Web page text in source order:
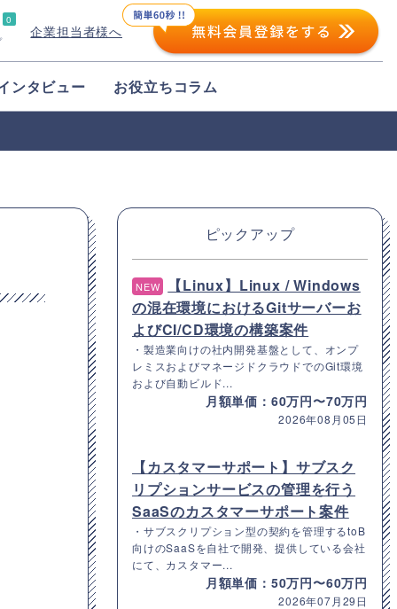
0
企業担当者様へ
ンタビュー お役立ちコラム
ピックアップ
NEW
【Linux】Linux / Windows
の混在環境におけるGitサーバーお
よびCI/CD環境の構築案件
・製造業向けの社内開発基盤として、オンプ
レミスおよびマネージドクラウドでのGit環境
および自動ビルド...
月額単価：60万円〜70万円
2026年08月05日
【カスタマーサポート】サブスク
リプションサービスの管理を行う
SaaSのカスタマーサポート案件
・サブスクリプション型の契約を管理するtoB
向けのSaaSを自社で開発、提供している会社
にて、カスタマー...
月額単価：50万円〜60万円
2026年07月29日